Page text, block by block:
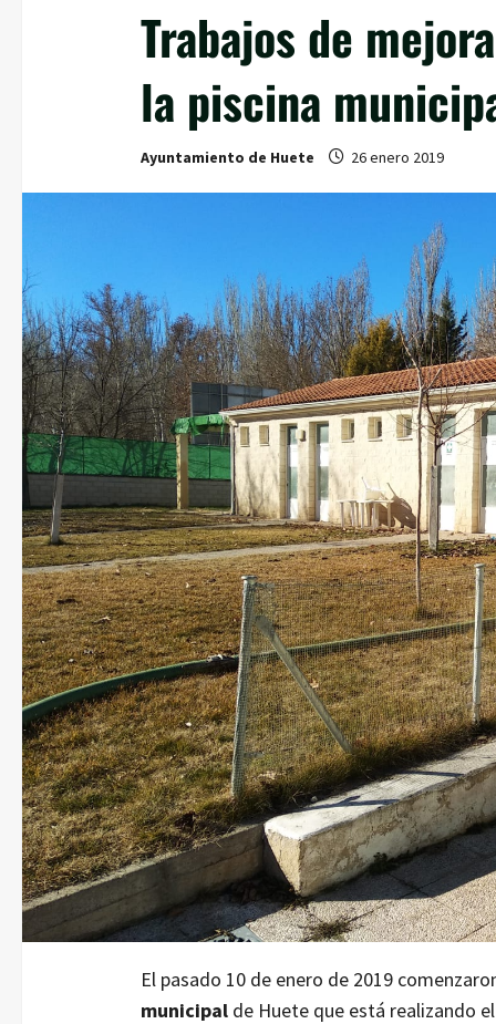
Trabajos de
la piscina
Ayuntamiento de Huete 26 enero 2019
El pasado 10 de enero de 2019
municipalde Huete que está realizando